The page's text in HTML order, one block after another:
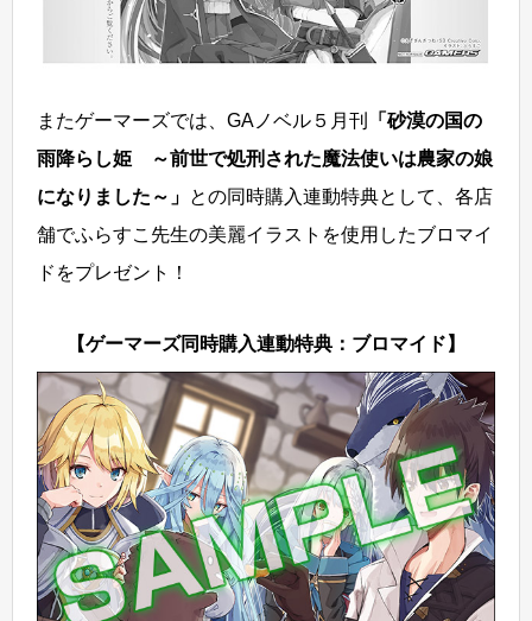
またゲーマーズでは、GAノベル５月刊
「砂漠の国の
雨降らし姫 ～前世で処刑された魔法使いは農家の娘
になりました～」 との同時購入連動特典として、各店
舗でふらすこ先生の美麗イラストを使用したブロマイ
ドをプレゼント！
【ゲーマーズ同時購入連動特典：ブロマイド】